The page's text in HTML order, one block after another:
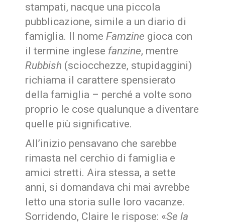
stampati, nacque una piccola
pubblicazione, simile a un diario di
famiglia. Il nome Famzine gioca con
il termine inglese fanzine, mentre
Rubbish (sciocchezze, stupidaggini)
richiama il carattere spensierato
della famiglia – perché a volte sono
proprio le cose qualunque a diventare
quelle più significative.
All’inizio pensavano che sarebbe
rimasta nel cerchio di famiglia e
amici stretti. Aira stessa, a sette
anni, si domandava chi mai avrebbe
letto una storia sulle loro vacanze.
Sorridendo, Claire le rispose: «Se la